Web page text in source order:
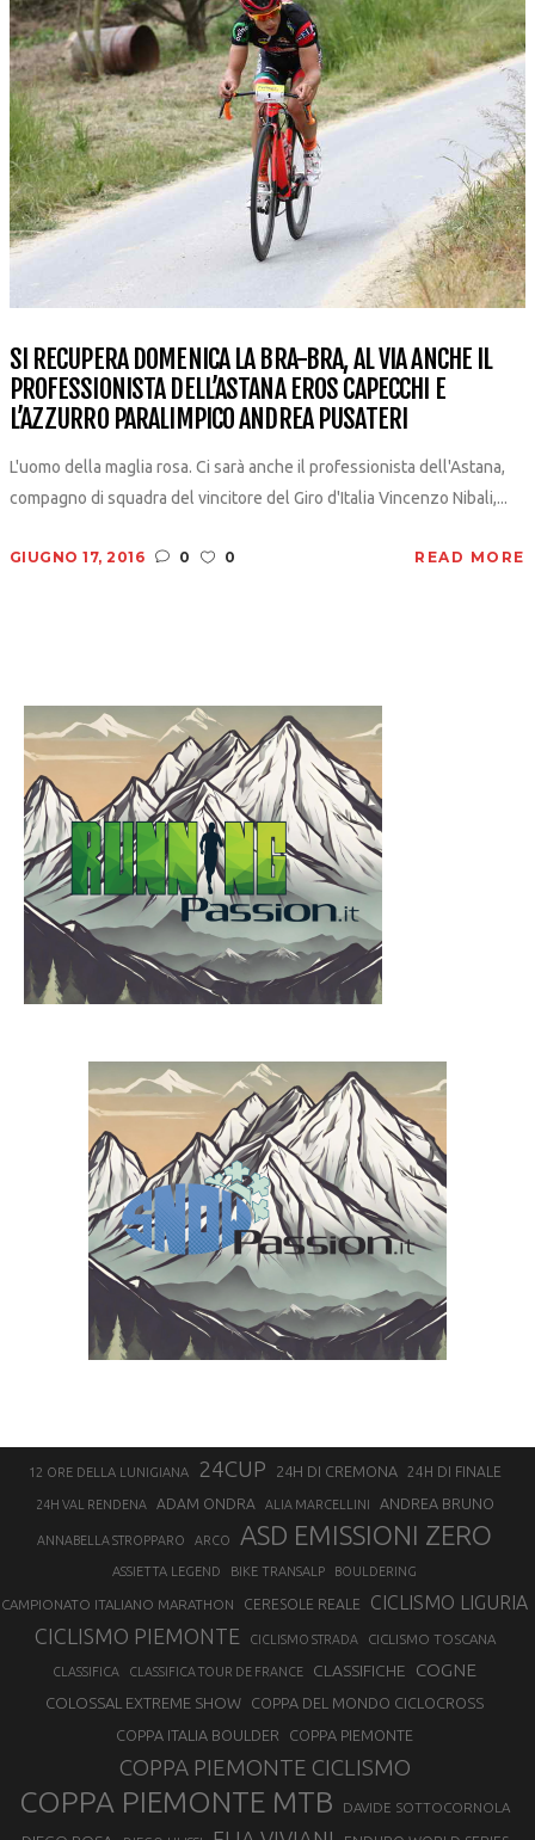
SI RECUPERA DOMENICA LA BRA-BRA, AL VIA ANCHE IL
PROFESSIONISTA DELL’ASTANA EROS CAPECCHI E
L’AZZURRO PARALIMPICO ANDREA PUSATERI
L'uomo della maglia rosa. Ci sarà anche il professionista dell'Astana,
compagno di squadra del vincitore del Giro d'Italia Vincenzo Nibali,...
GIUGNO 17, 2016 0 0 READ MORE
12 ORE DELLA LUNIGIANA 24CUP 24H DI CREMONA 24H DI FINALE
24H VAL RENDENA ADAM ONDRA ALIA MARCELLINI ANDREA BRUNO
ANNABELLA STROPPARO ARCO ASD EMISSIONI ZERO
ASSIETTA LEGEND BIKE TRANSALP BOULDERING
CAMPIONATO ITALIANO MARATHON CERESOLE REALE CICLISMO LIGURIA
CICLISMO PIEMONTE CICLISMO STRADA CICLISMO TOSCANA
CLASSIFICA CLASSIFICA TOUR DE FRANCE CLASSIFICHE COGNE
COLOSSAL EXTREME SHOW
COPPA DEL MONDO CICLOCROSS
COPPA ITALIA BOULDER
COPPA PIEMONTE
COPPA PIEMONTE CICLISMO
COPPA PIEMONTE MTB DAVIDE SOTTOCORNOLA